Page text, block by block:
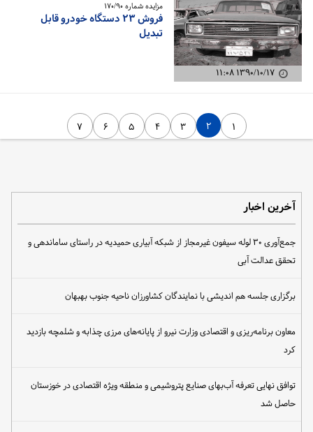
۱۳۹۰/۱۰/۱۷ ۱۱:۰۸
مزایده شماره ۱۷۰/۹۰
فروش ۲۳ دستگاه خودرو قابل
تبدیل
۱ ۲ ۳ ۴ ۵ ۶ ۷
آخرین اخبار
جمع‌آوری ۳۰ لوله سیفون غیرمجاز از شبکه آبیاری حمیدیه در راستای ساماندهی و
تحقق عدالت آبی
برگزاری جلسه هم اندیشی با نمایندگان کشاورزان ناحیه جنوب بهبهان
معاون برنامه‌ریزی و اقتصادی وزارت نیرو از پایانه‌های مرزی چذابه و شلمچه بازدید
کرد
توافق نهایی تعرفه آب‌بهای صنایع پتروشیمی و منطقه ویژه اقتصادی در خوزستان
حاصل شد